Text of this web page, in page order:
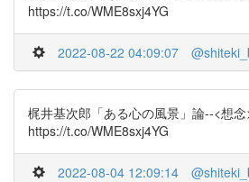
https://t.co/WME8sxj4YG
2022-08-22 04:09:07
梶井基次郎「ある心の風景」論--<想
https://t.co/WME8sxj4YG
2022-08-04 12:09:14